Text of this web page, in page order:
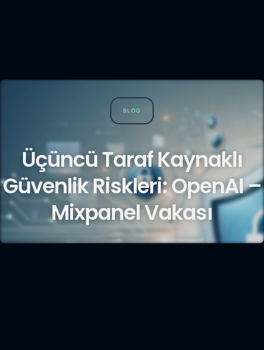
BLOG
Üçüncü Taraf Kaynaklı
Güvenlik Riskleri: OpenAI –
Mixpanel Vakası